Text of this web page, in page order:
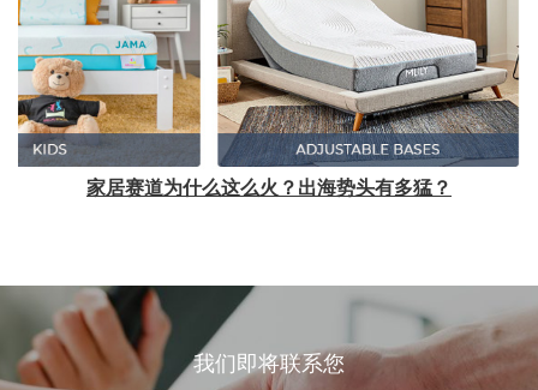
家居赛道为什么这么火？出海势头有多猛？
我们即将联系您